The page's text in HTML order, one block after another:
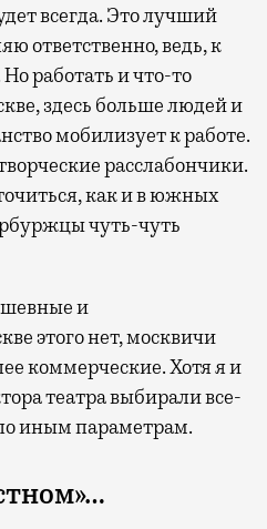
всегда. Это лучший
ответственно, ведь, к
работать и что-то
здесь больше людей и
мобилизует к работе.
расслабончики.
как и в южных
чуть-чуть
и
этого нет, москвичи
коммерческие. Хотя я и
театра выбирали все-
иным параметрам.